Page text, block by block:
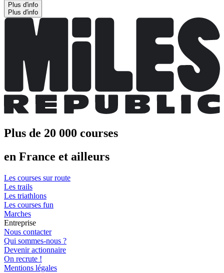
Plus d'info
Plus d'info
Plus de 20 000 courses
en France et ailleurs
Les courses sur route
Les trails
Les triathlons
Les courses fun
Marches
Entreprise
Nous contacter
Qui sommes-nous ?
Devenir actionnaire
On recrute !
Mentions légales